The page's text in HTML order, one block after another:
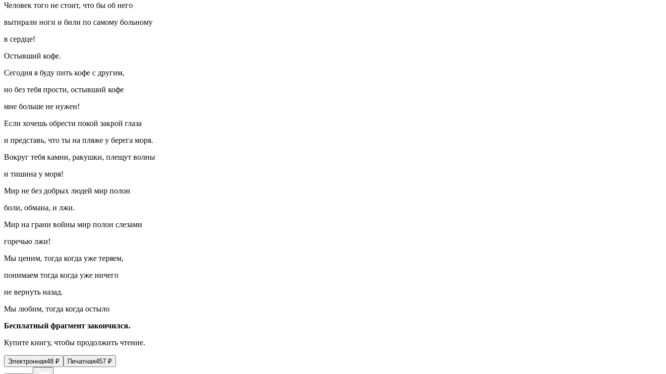
Человек того не стоит, что бы об него
вытирали ноги и били по самому больному
в сердце!
Остывший кофе.
Сегодня я буду пить кофе с другим,
но без тебя прости, остывший кофе
мне больше не нужен!
Если хочешь обрести покой закрой глаза
и представь, что ты на пляже у берега моря.
Вокруг тебя камни, ракушки, плещут волны
и тишина у моря!
Мир не без добрых людей мир полон
боли, обмана, и лжи.
Мир на грани войны мир полон слезами
горечью лжи!
Мы ценим, тогда когда уже теряем,
понимаем тогда когда уже ничего
не вернуть назад.
Мы любим, тогда когда остыло
Бесплатный фрагмент закончился.
Купите книгу, чтобы продолжить чтение.
Электронная48 ₽ Печатная457 ₽